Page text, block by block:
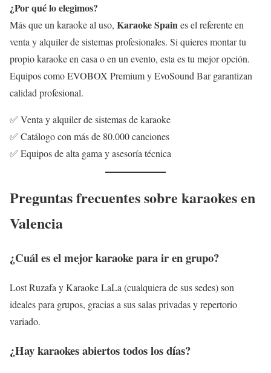
¿Por qué lo elegimos?
Más que un karaoke al uso, Karaoke Spaines el referente en
venta y alquiler de sistemas profesionales. Si quieres montar tu
propio karaoke en casa o en un evento, esta es tu mejor opción.
Equipos como EVOBOX Premium y EvoSound Bar garantizan
calidad profesional.
✅ Venta y alquiler de sistemas de karaoke
✅ Catálogo con más de 80.000 canciones
✅ Equipos de alta gama y asesoría técnica
Preguntas frecuentes sobre karaokes en
Valencia
¿Cuál es el mejor karaoke para ir en grupo?
Lost Ruzafa y Karaoke LaLa (cualquiera de sus sedes) son
ideales para grupos, gracias a sus salas privadas y repertorio
variado.
¿Hay karaokes abiertos todos los días?